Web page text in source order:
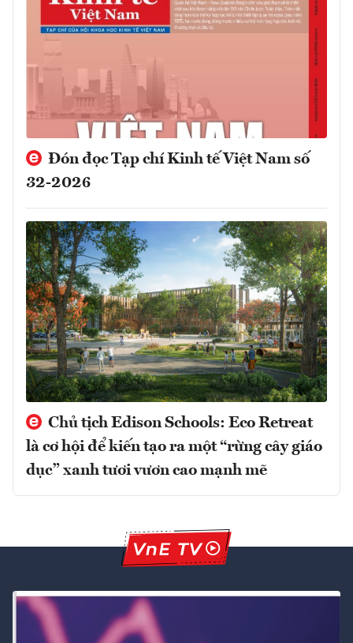
Đón đọc Tạp chí Kinh tế Việt Nam số
32-2026
Chủ tịch Edison Schools: Eco Retreat
là cơ hội để kiến tạo ra một “rừng cây giáo
dục” xanh tươi vươn cao mạnh mẽ